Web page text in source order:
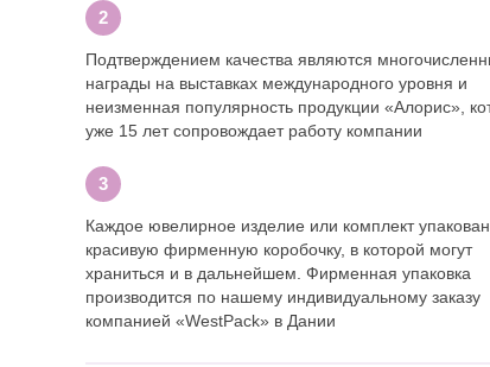
Подтверждением качества являются
награды на выставках международного уровня и
неизменная популярность продукции «Алорис»,
уже 15 лет сопровождает работу компании
Каждое ювелирное изделие или комплект
красивую фирменную коробочку, в которой могут
храниться и в дальнейшем. Фирменная упаковка
производится по нашему индивидуальному заказу
компанией «WestPack» в Дании